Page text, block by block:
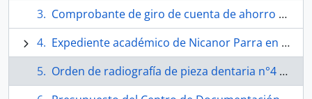
Comprobante de giro de cuenta de ahorro de Nicanor Parra
Expediente académico de Nicanor Parra en la Universidad de Brown
Orden de radiografía de pieza dentaria n°4 de Nicanor Parra